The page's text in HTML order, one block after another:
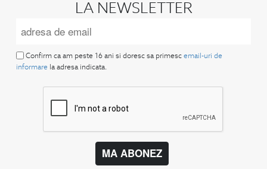
LA NEWSLETTER
Confirm ca am peste 16 ani si doresc sa primesc email-uri de
informare la adresa indicata.
MA ABONEZ